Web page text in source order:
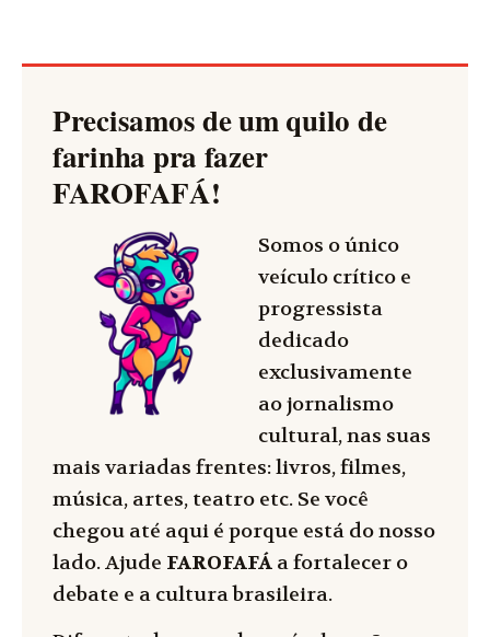
Precisamos de um quilo de
farinha pra fazer
FAROFAFÁ!
Somos o único
veículo crítico e
progressista
dedicado
exclusivamente
ao jornalismo
cultural, nas suas
mais variadas frentes: livros, filmes,
música, artes, teatro etc. Se você
chegou até aqui é porque está do nosso
lado. Ajude FAROFAFÁ a fortalecer o
debate e a cultura brasileira.